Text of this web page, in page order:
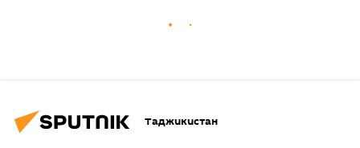
Таджикистан